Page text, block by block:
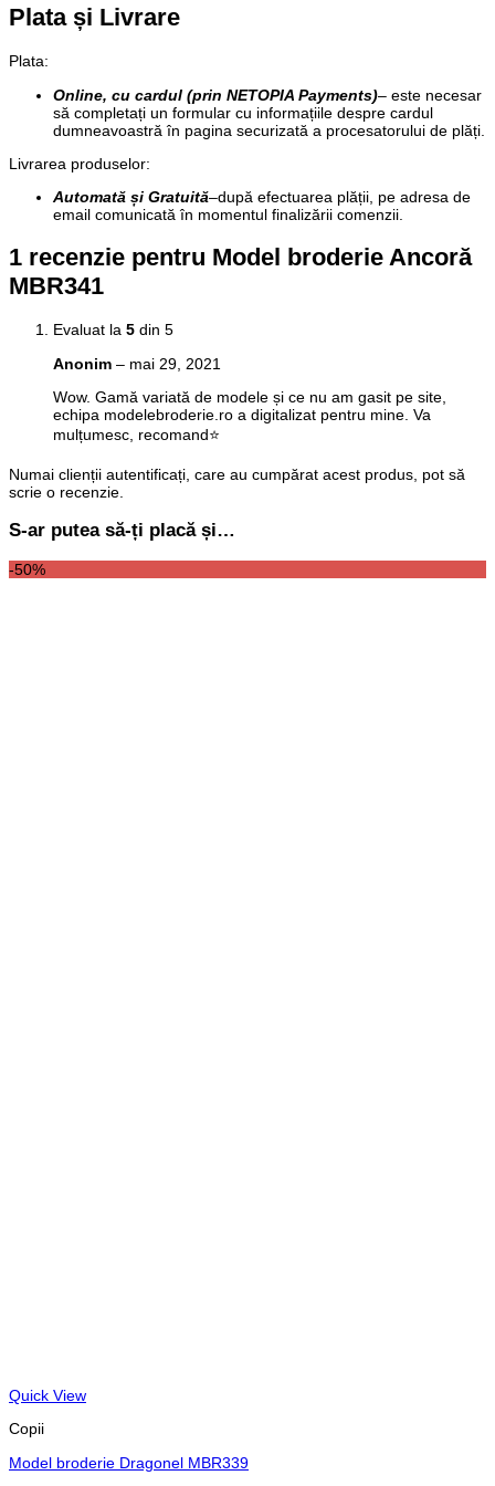
Plata și Livrare
Plata:
Online, cu cardul (prin NETOPIA Payments)– este necesar
să completați un formular cu informațiile despre cardul
dumneavoastră în pagina securizată a procesatorului de plăți.
Livrarea produselor:
Automată și Gratuită–după efectuarea plății, pe adresa de
email comunicată în momentul finalizării comenzii.
1 recenzie pentru Model broderie Ancoră
MBR341
Evaluat la 5 din 5
Anonim – mai 29, 2021
Wow. Gamă variată de modele și ce nu am gasit pe site,
echipa modelebroderie.ro a digitalizat pentru mine. Va
mulțumesc, recomand⭐️
Numai clienții autentificați, care au cumpărat acest produs, pot să
scrie o recenzie.
S-ar putea să-ți placă și…
-50%
Quick View
Copii
Model broderie Dragonel MBR339